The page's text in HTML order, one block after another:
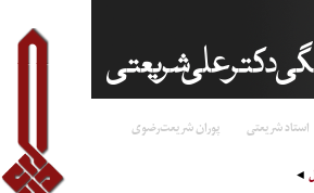
استاد شریعتی پوران شریعت‌رضوی